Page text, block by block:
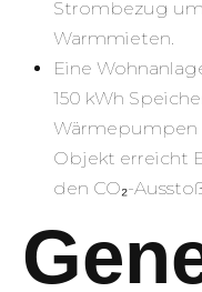
Strombezug
Warmmieten.
Eine
150 kWh
Wärmepumpen
Objekt erreicht
den CO₂-